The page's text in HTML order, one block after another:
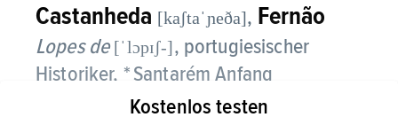
Castanheda [kaʃtaˈɲeða], Fernão
Lopes de [ˈlɔpɪʃ-], portugiesischer
Historiker, * Santarém Anfang
16. Jahrhundert, † Coimbra 23. 3. 1559;
Kostenlos testen